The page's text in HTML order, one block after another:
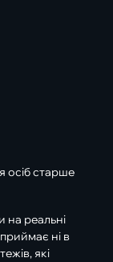
осіб старше
на реальні
ні в
які